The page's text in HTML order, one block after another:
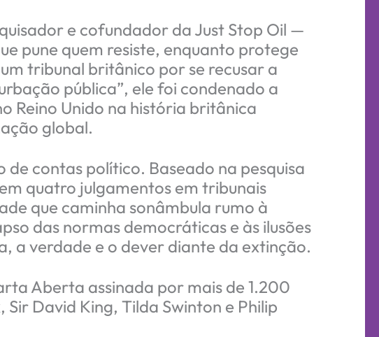
e cofundador da Just Stop Oil —
pune quem resiste, enquanto protege
tribunal britânico por se recusar a
pública”, ele foi condenado a
Reino Unido na história britânica
global.
contas político. Baseado na pesquisa
quatro julgamentos em tribunais
que caminha sonâmbula rumo à
das normas democráticas e às ilusões
a verdade e o dever diante da extinção.
Aberta assinada por mais de 1.200
David King, Tilda Swinton e Philip